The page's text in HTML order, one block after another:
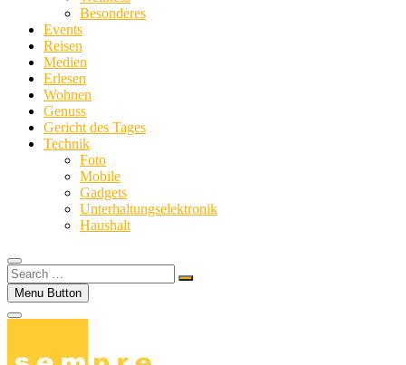
Besonderes
Events
Reisen
Medien
Erlesen
Wohnen
Genuss
Gericht des Tages
Technik
Foto
Mobile
Gadgets
Unterhaltungselektronik
Haushalt
Search
…Menu Button